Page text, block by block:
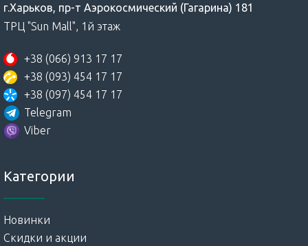
г.Харьков, пр-т Аэрокосмический (Гагарина) 181
ТРЦ "Sun Mall", 1й этаж
+38 (066) 913 17 17
+38 (093) 454 17 17
+38 (097) 454 17 17
Telegram
Viber
Категории
Новинки
Скидки и акции